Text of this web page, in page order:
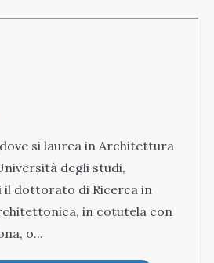
si laurea in Architettura
degli studi,
il dottorato di Ricerca in
in cotutela con
o...